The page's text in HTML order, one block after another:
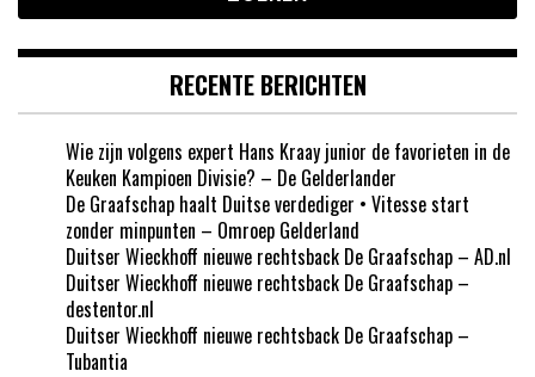
RECENTE BERICHTEN
Wie zijn volgens expert Hans Kraay junior de favorieten in de
Keuken Kampioen Divisie? – De Gelderlander
De Graafschap haalt Duitse verdediger • Vitesse start
zonder minpunten – Omroep Gelderland
Duitser Wieckhoff nieuwe rechtsback De Graafschap – AD.nl
Duitser Wieckhoff nieuwe rechtsback De Graafschap –
destentor.nl
Duitser Wieckhoff nieuwe rechtsback De Graafschap –
Tubantia